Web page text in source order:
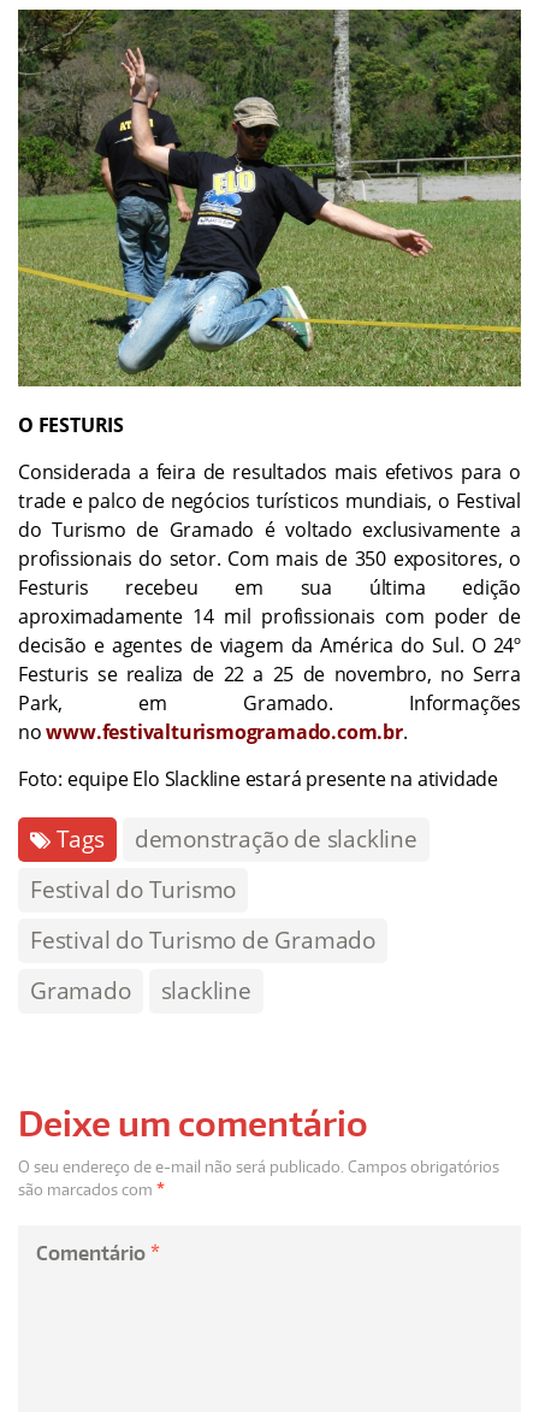
O FESTURIS
Considerada a feira de resultados mais efetivos para o
trade e palco de negócios turísticos mundiais, o Festival
do Turismo de Gramado é voltado exclusivamente a
profissionais do setor. Com mais de 350 expositores, o
Festuris recebeu em sua última edição
aproximadamente 14 mil profissionais com poder de
decisão e agentes de viagem da América do Sul. O 24º
Festuris se realiza de 22 a 25 de novembro, no Serra
Park, em Gramado. Informações
nowww.festivalturismogramado.com.br.
Foto: equipe Elo Slackline estará presente na atividade
Tags
demonstração de slackline
Festival do Turismo
Festival do Turismo de Gramado
Gramado
slackline
Deixe um comentário
O seu endereço de e-mail não será publicado. Campos obrigatórios
são marcados com *
Comentário *